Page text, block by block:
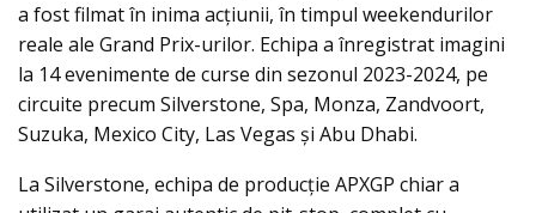
a fost filmat în inima acțiunii, în timpul weekendurilor
reale ale Grand Prix-urilor. Echipa a înregistrat imagini
la 14 evenimente de curse din sezonul 2023-2024, pe
circuite precum Silverstone, Spa, Monza, Zandvoort,
Suzuka, Mexico City, Las Vegas și Abu Dhabi.
La Silverstone, echipa de producție APXGP chiar a